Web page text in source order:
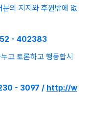
의 지지와 후원밖에 없
- 402383
고 토론하고 행동합시
- 3097 / http://w